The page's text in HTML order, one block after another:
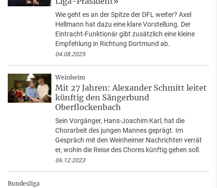
Wie geht es an der Spitze der DFL weiter? Axel
Hellmann hat dazu eine klare Vorstellung. Der
Eintracht-Funktionär gibt zusätzlich eine kleine
Empfehlung in Richtung Dortmund ab.
04.08.2025
Weinheim
Mit 27 Jahren: Alexander Schmitt leitet
künftig den Sängerbund
Oberflockenbach
Sein Vorgänger, Hans-Joachim Karl, hat die
Chorarbeit des jungen Mannes geprägt. Im
Gespräch mit den Weinheimer Nachrichten verrät
er, wohin die Reise des Chores künftig gehen soll.
06.12.2023
Bundesliga